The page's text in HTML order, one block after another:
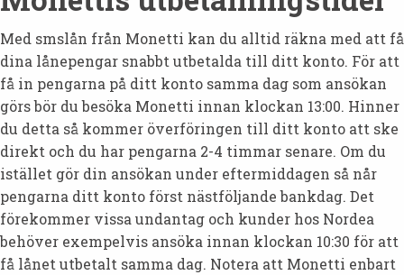
Med smslån från Monetti kan du alltid räkna med att få
dina lånepengar snabbt utbetalda till ditt konto. För att
få in pengarna på ditt konto samma dag som ansökan
görs bör du besöka Monetti innan klockan 13:00. Hinner
du detta så kommer överföringen till ditt konto att ske
direkt och du har pengarna 2-4 timmar senare. Om du
istället gör din ansökan under eftermiddagen så når
pengarna ditt konto först nästföljande bankdag. Det
förekommer vissa undantag och kunder hos Nordea
behöver exempelvis ansöka innan klockan 10:30 för att
få lånet utbetalt samma dag. Notera att Monetti enbart